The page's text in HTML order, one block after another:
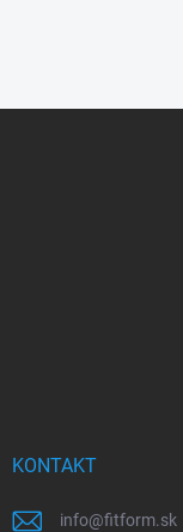
KONTAKT
info@fitform.sk